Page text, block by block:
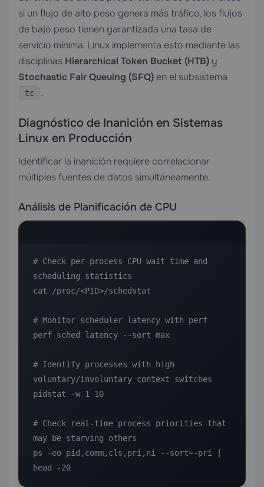
si un flujo de alto peso genera más tráfico, los flujos
de bajo peso tienen garantizada una tasa de
servicio mínima. Linux implementa esto mediante las
disciplinas Hierarchical Token Bucket (HTB) y
Stochastic Fair Queuing (SFQ) en el subsistema
tc .
Diagnóstico de Inanición en Sistemas
Linux en Producción
Identificar la inanición requiere correlacionar
múltiples fuentes de datos simultáneamente.
Análisis de Planificación de CPU
# Check per-process CPU wait time and
scheduling statistics
cat /proc/<PID>/schedstat
# Monitor scheduler latency with perf
perf sched latency --sort max
# Identify processes with high
voluntary/involuntary context switches
pidstat -w 1 10
# Check real-time process priorities that
may be starving others
ps -eo pid,comm,cls,pri,ni --sort=-pri |
head -20